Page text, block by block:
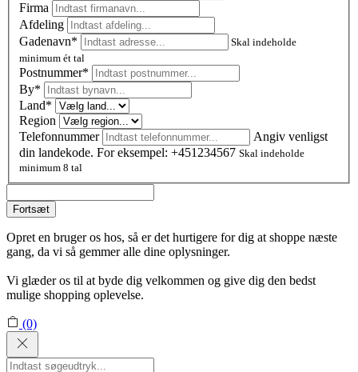
Firma
Afdeling
Gadenavn*
Skal indeholde
minimum ét tal
Postnummer*
By*
Land*
Region
Telefonnummer
Angiv venligst
din landekode. For eksempel: +451234567 Skal indeholde
minimum 8 tal
Fortsæt
Opret en bruger os hos, så er det hurtigere for dig at shoppe næste
gang, da vi så gemmer alle dine oplysninger.
Vi glæder os til at byde dig velkommen og give dig den bedst
mulige shopping oplevelse.
(0)